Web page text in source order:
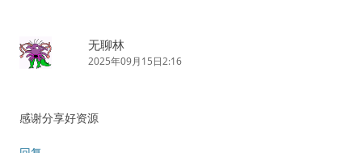
无聊林
2025年09月15日2:16
感谢分享好资源